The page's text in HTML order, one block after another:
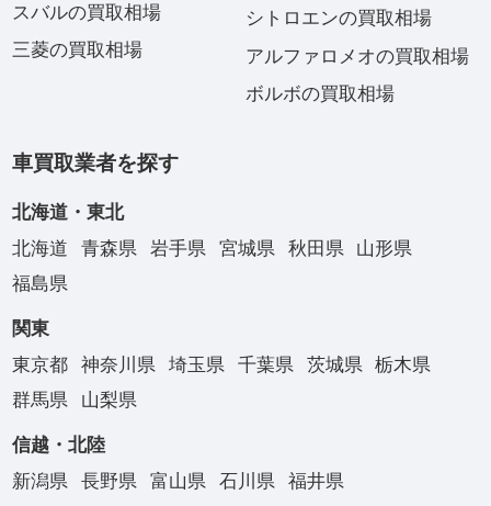
スバルの買取相場
三菱の買取相場
シトロエンの買取相場
アルファロメオの買取相場
ボルボの買取相場
車買取業者を探す
北海道・東北
北海道
青森県 岩手県 宮城県 秋田県
山形県
福島県
関東
東京都
神奈川県 埼玉県 千葉県 茨城県
栃木県
群馬県
山梨県
信越・北陸
新潟県
長野県 富山県 石川県 福井県